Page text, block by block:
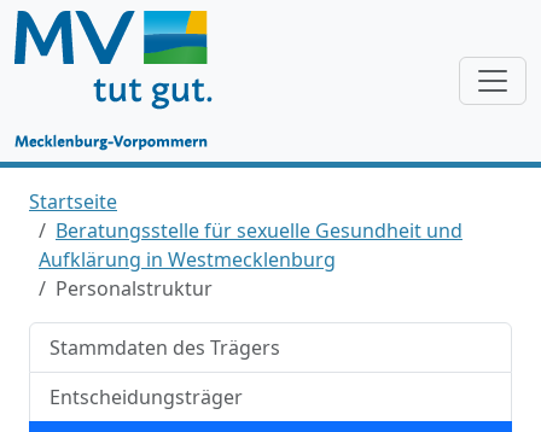
Startseite
Beratungsstelle für sexuelle Gesundheit und
Aufklärung in Westmecklenburg
Personalstruktur
Stammdaten des Trägers
Entscheidungsträger